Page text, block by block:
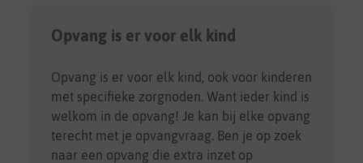
Opvang is er voor elk kind
Opvang is er voor elk kind, ook voor kinderen
met specifieke zorgnoden. Want ieder kind is
welkom in de opvang! Je kan bij elke opvang
terecht met je opvangvraag. Ben je op zoek
naar een opvang die extra inzet op